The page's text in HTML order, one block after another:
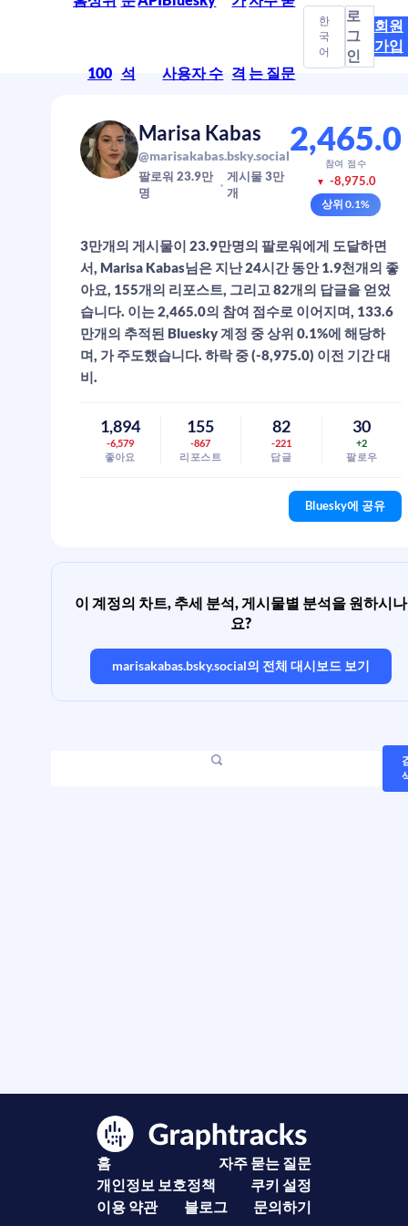
100 석 사용자 수 격 는 질문
한
국
어
로
그
인
회원
가입
Marisa Kabas
@marisakabas.bsky.social
팔로워 23.9만
명
게시물3만
개
2,465.0
참여 점수
▼ -8,975.0
상위 0.1%
3만개의 게시물이 23.9만명의 팔로워에게 도달하면
서, Marisa Kabas님은 지난 24시간 동안 1.9천개의 좋
아요, 155개의 리포스트, 그리고 82개의 답글을 얻었
습니다. 이는 2,465.0의 참여 점수로 이어지며, 133.6
만개의 추적된 Bluesky 계정 중 상위 0.1%에 해당하
며, 가 주도했습니다. 하락 중 (-8,975.0) 이전 기간 대
비.
1,894
-6,579
좋아요
155
-867
리포스트
82
-221
답글
30
+2
팔로우
Bluesky에 공유
이 계정의 차트, 추세 분석, 게시물별 분석을 원하시나
요?
marisakabas.bsky.social의 전체 대시보드 보기
홈
자주 묻는 질문
개인정보 보호정책
쿠키 설정
이용 약관
블로그 문의하기